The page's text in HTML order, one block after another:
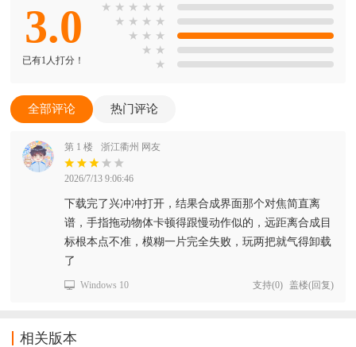
3.0
已有1人打分！
★ ★ ★ ★ ★
★ ★ ★ ★
★ ★ ★
★ ★
★
全部评论 热门评论
第 1 楼 浙江衢州 网友
2026/7/13 9:06:46
下载完了兴冲冲打开，结果合成界面那个对焦简直离
谱，手指拖动物体卡顿得跟慢动作似的，远距离合成目
标根本点不准，模糊一片完全失败，玩两把就气得卸载
了
Windows 10 支持(0) 盖楼(回复)
相关版本